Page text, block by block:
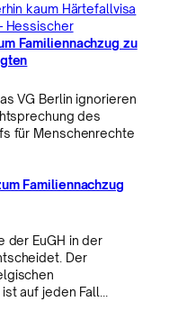
kaum Härtefallvisa
Hessischer
Familiennachzug zu
VG Berlin ignorieren
des
für Menschenrechte
Familiennachzug
der EuGH in der
Der
auf jeden Fall…